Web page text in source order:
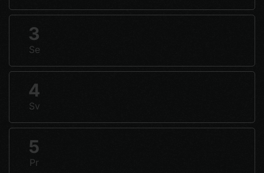
3
Se
4
Sv
5
Pr